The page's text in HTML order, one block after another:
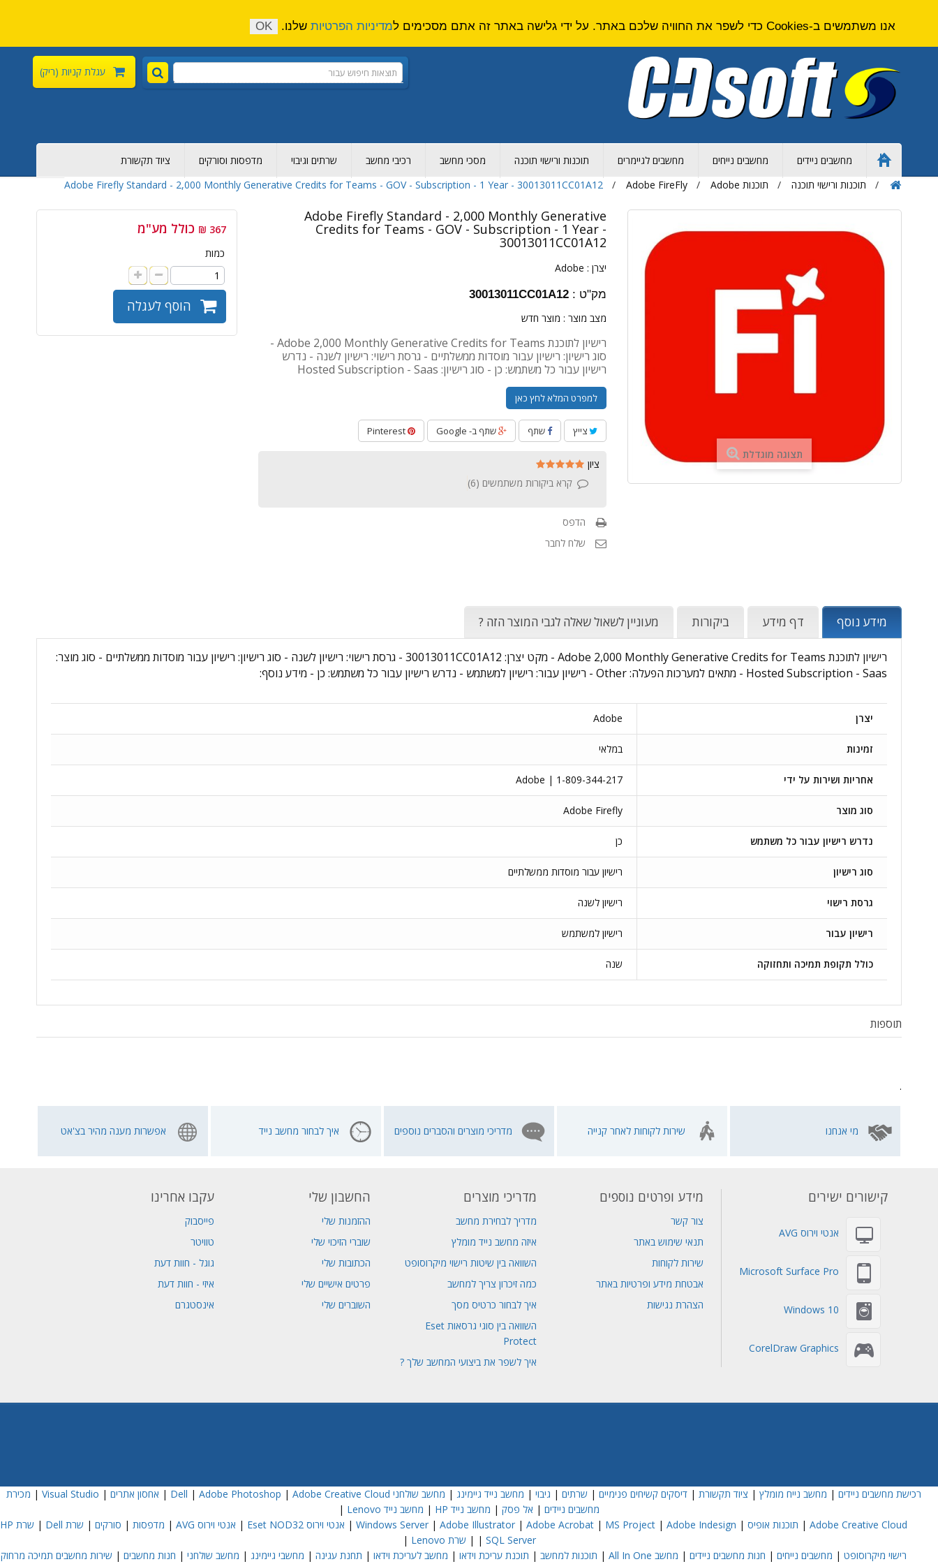
עגלת קניות (ריק)
Home
Page
מחשבים ניידים מחשבים נייחים מחשבים לגיימרים תוכנות ורישוי תוכנה מסכי מחשב רכיבי מחשב שרתים וגיבוי מדפסות וסורקים
ציוד תקשורת
תוכנות ורישוי תוכנה
תוכנות Adobe Adobe FireFly
Adobe Firefly Standard - 2,000 Monthly Generative Credits for Teams - GOV - Subscription - 1 Year - 30013011CC01A12
תצוגה מוגדלת
Adobe Firefly Standard - 2,000 Monthly Generative
Credits for Teams - GOV - Subscription - 1 Year -
30013011CC01A12
יצרן : Adobe
מק"ט : 30013011CC01A12
מצב מוצר : מוצר חדש
רישיון לתוכנת Adobe 2,000 Monthly Generative Credits for Teams -
סוג רישיון: רישיון עבור מוסדות ממשלתיים - גרסת רישוי: רישיון לשנה - נדרש
רישיון עבור כל משתמש: כן - סוג רישיון: Hosted Subscription - Saas
למפרט המלא לחץ כאן
צייץ שתף שתף ב- Google Pinterest
ציון
קרא ביקורות משתמשים (6
)
הדפס
שלח לחבר
367 ₪ כולל מע"מ
כמות
הוסף לעגלה
מידע נוסף דף מידע ביקורות מעוניין לשאול שאלה לגבי המוצר הזה ?
רישיון לתוכנת Adobe 2,000 Monthly Generative Credits for Teams - מקט יצרן: 30013011CC01A12 - גרסת רישוי: רישיון לשנה - סוג רישיון: רישיון עבור מוסדות ממשלתיים - סוג מוצר:
Hosted Subscription - Saas - מתאים למערכות הפעלה: Other - רישיון עבור: רישיון למשתמש - נדרש רישיון עבור כל משתמש: כן - מידע נוסף:
יצרן Adobe
זמינות במלאי
אחריות ושירות על ידי Adobe | 1-809-344-217
סוג מוצר Adobe Firefly
נדרש רישיון עבור כל משתמש כן
סוג רישיון רישיון עבור מוסדות ממשלתיים
גרסת רישוי רישיון לשנה
רישיון עבור רישיון למשתמש
כולל תקופת תמיכה ותחזוקה שנה
תוספות
.
מי אנחנו שירות לקוחות לאחר קנייה מדריכי מוצרים והסברים נוספים איך לבחור מחשב נייד אפשרות מענה מהיר בצ'אט
קישורים ישירים
אנטי וירוס AVG
Microsoft Surface Pro
Windows 10
CorelDraw Graphics
מידע ופרטים נוספים
צור קשר
תנאי שימוש באתר
שירות לקוחות
אבטחת מידע ופרטיות באתר
הצהרת נגישות
מדריכי מוצרים
מדריך לבחירת מחשב
איזה מחשב נייד מומלץ
השוואה בין שיטות רישוי מיקרוסופט
כמה זיכרון צריך למחשב
איך לבחור כרטיס מסך
השוואה בין סוגי גרסאות Eset
Protect
איך לשפר את ביצועי המחשב שלך ?
החשבון שלי
ההזמנות שלי
שוברי הזיכוי שלי
הכתובות שלי
פרטים אישיים שלי
השוברים שלי
עקבו אחרינו
פייסבוק
טוויטר
גוגל - חוות דעת
איזי - חוות דעת
אינסטגרם
אנו משתמשים ב-Cookies כדי לשפר את החוויה שלכם באתר. על ידי גלישה באתר זה אתם מסכימים ל מדיניות הפרטיות שלנו. OK
רכישת מחשבים ניידים | מחשב נייח מומלץ | ציוד תקשורת |דיסקים קשיחים פנימיים | שרתים | גיבוי | מחשב נייד גיימינג | מחשב שולחני Dell | Adobe Photoshop | Adobe Creative Cloud
| אחסון אתרים |
Visual Studio
| מכירת
מחשבים ניידים | אל פסק | מחשב נייד HP | מחשב נייד Lenovo
|
Adobe Creative Cloud
| תוכנות אופיס |
Windows Server | Adobe Illustrator | Adobe Acrobat | MS Project | Adobe Indesign
| אנטי וירוס Eset NOD32 | אנטי וירוס AVG | מדפסות | סורקים | שרת Dell | שרת HP
| SQL Server
| שרת Lenovo
|
רישוי מיקרוסופט | מחשבים נייחים | חנות מחשבים ניידים | מחשב All In One | תוכנות למחשב | תוכנת עריכת וידאו | מחשב לעריכת וידאו | תחנת עגינה | מחשבי גיימינג | מחשב שולחני | חנות מחשבים | שירות מחשבים תמיכה מרחוק